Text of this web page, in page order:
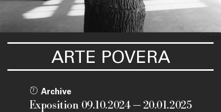
ARTE POVERA
Archive
Exposition 09.10.2024 — 20.01.2025